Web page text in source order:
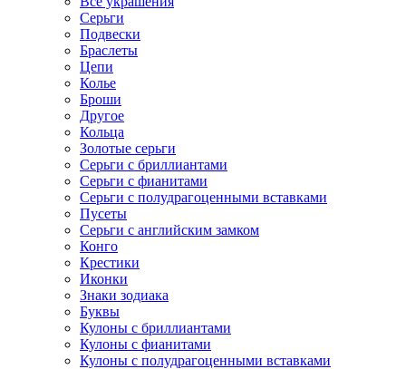
Серьги
Подвески
Браслеты
Цепи
Колье
Броши
Другое
Кольца
Золотые серьги
Серьги с бриллиантами
Серьги с фианитами
Серьги с полудрагоценными вставками
Пусеты
Серьги с английским замком
Конго
Крестики
Иконки
Знаки зодиака
Буквы
Кулоны с бриллиантами
Кулоны с фианитами
Кулоны с полудрагоценными вставками